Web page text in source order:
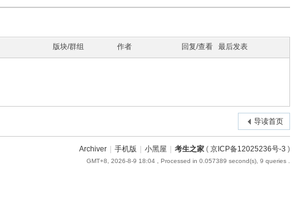
版块/群组 作者 回复/查看 最后发表
导读首页
Archiver 手机版 小黑屋 考生之家( 京ICP备12025236号-3 )
GMT+8, 2026-8-9 18:04, Processed in 0.057389 second(s), 9 queries .